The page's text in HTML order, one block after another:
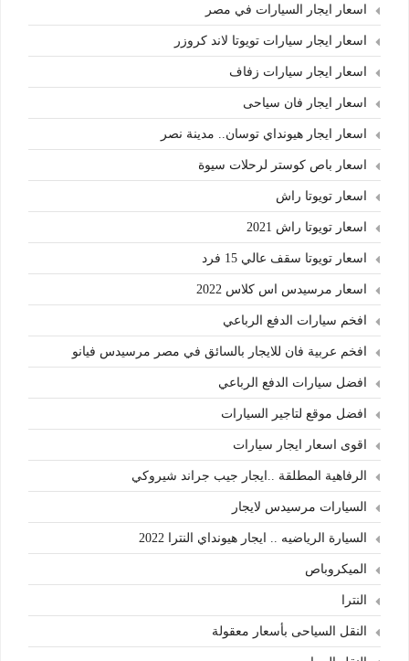
اسعار ايجار السيارات في مصر
اسعار ايجار سيارات تويوتا لاند كروزر
اسعار ايجار سيارات زفاف
اسعار ايجار فان سياحى
اسعار ايجار هيونداي توسان.. مدينة نصر
اسعار باص كوستر لرحلات سيوة
اسعار تويوتا راش
اسعار تويوتا راش 2021
اسعار تويوتا سقف عالي 15 فرد
اسعار مرسيدس اس كلاس 2022
افخم سيارات الدفع الرباعي
افخم عربية فان للايجار بالسائق في مصر مرسيدس فيانو
افضل سيارات الدفع الرباعي
افضل موقع لتاجير السيارات
اقوى اسعار ايجار سيارات
الرفاهية المطلقة ..ايجار جيب جراند شيروكي
السيارات مرسيدس لايجار
السيارة الرياضيه .. ايجار هيونداي النترا 2022
الميكروباص
النترا
النقل السياحى بأسعار معقولة